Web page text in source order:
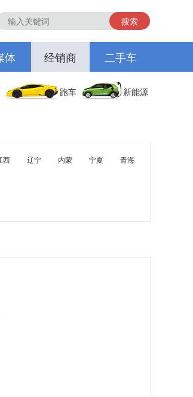
搜索
体 经销商 二手车
跑车 新能源
西 辽宁 内蒙 宁夏
青海